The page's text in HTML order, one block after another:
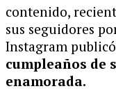
contenido,
sus seguidores
Instagram publicó
cumpleaños de
enamorada.